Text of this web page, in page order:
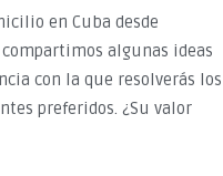
en Cuba desde
algunas ideas
con la que resolverás los
preferidos. ¿Su valor